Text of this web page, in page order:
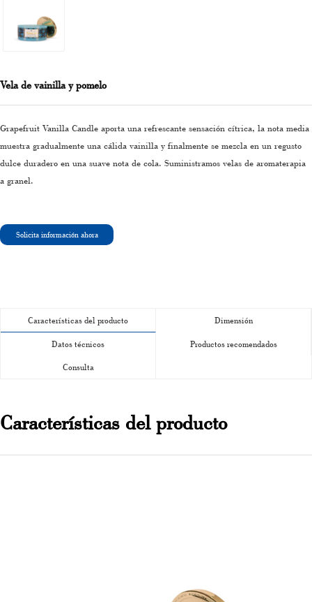
Vela de vainilla y pomelo
Grapefruit Vanilla Candle aporta una refrescante sensación cítrica, la nota media
muestra gradualmente una cálida vainilla y finalmente se mezcla en un regusto
dulce duradero en una suave nota de cola. Suministramos velas de aromaterapia
a granel.
Solicita información ahora
Características del producto Dimensión
Datos técnicos Productos recomendados
Consulta
Características del producto